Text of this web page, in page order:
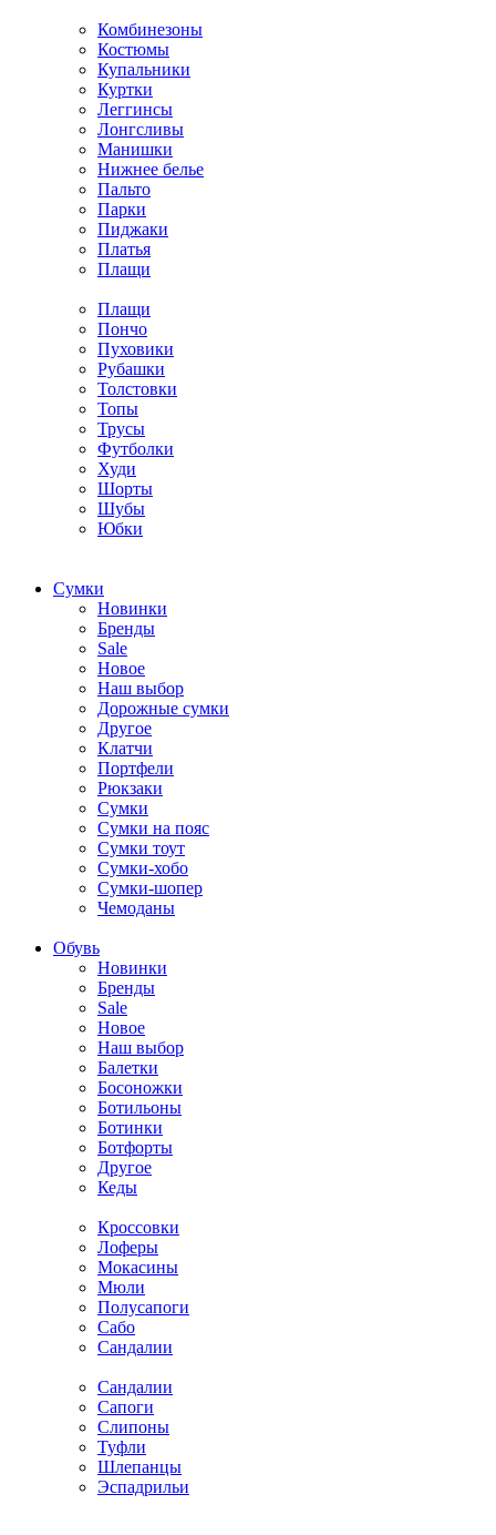
Комбинезоны
Костюмы
Купальники
Куртки
Леггинсы
Лонгсливы
Манишки
Нижнее белье
Пальто
Парки
Пиджаки
Платья
Плащи
Плащи
Пончо
Пуховики
Рубашки
Толстовки
Топы
Трусы
Футболки
Худи
Шорты
Шубы
Юбки
Cумки
Новинки
Бренды
Sale
Новое
Наш выбор
Дорожные сумки
Другое
Клатчи
Портфели
Рюкзаки
Сумки
Сумки на пояс
Сумки тоут
Сумки-хобо
Сумки-шопер
Чемоданы
Обувь
Новинки
Бренды
Sale
Новое
Наш выбор
Балетки
Босоножки
Ботильоны
Ботинки
Ботфорты
Другое
Кеды
Кроссовки
Лоферы
Мокасины
Мюли
Полусапоги
Сабо
Сандалии
Сандалии
Сапоги
Слипоны
Туфли
Шлепанцы
Эспадрильи